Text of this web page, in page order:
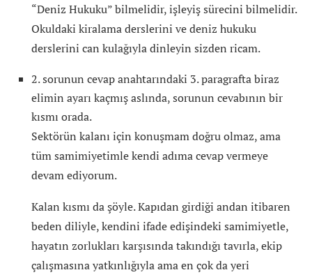
“Deniz Hukuku” bilmelidir, işleyiş sürecini bilmelidir.
Okuldaki kiralama derslerini ve deniz hukuku
derslerini can kulağıyla dinleyin sizden ricam.
2. sorunun cevap anahtarındaki 3. paragrafta biraz
elimin ayarı kaçmış aslında, sorunun cevabının bir
kısmı orada.
Sektörün kalanı için konuşmam doğru olmaz, ama
tüm samimiyetimle kendi adıma cevap vermeye
devam ediyorum.
Kalan kısmı da şöyle. Kapıdan girdiği andan itibaren
beden diliyle, kendini ifade edişindeki samimiyetle,
hayatın zorlukları karşısında takındığı tavırla, ekip
çalışmasına yatkınlığıyla ama en çok da yeri